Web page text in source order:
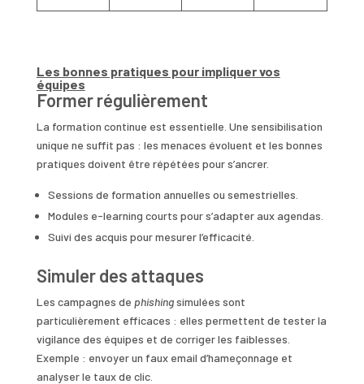
Les bonnes pratiques pour impliquer vos
équipes
Former régulièrement
La formation continue est essentielle. Une sensibilisation
unique ne suffit pas : les menaces évoluent et les bonnes
pratiques doivent être répétées pour s’ancrer.
Sessions de formation annuelles ou semestrielles.
Modules e-learning courts pour s’adapter aux agendas.
Suivi des acquis pour mesurer l’efficacité.
Simuler des attaques
Les campagnes de phishingsimulées sont
particulièrement efficaces : elles permettent de tester la
vigilance des équipes et de corriger les faiblesses.
Exemple : envoyer un faux email d’hameçonnage et
analyser le taux de clic.